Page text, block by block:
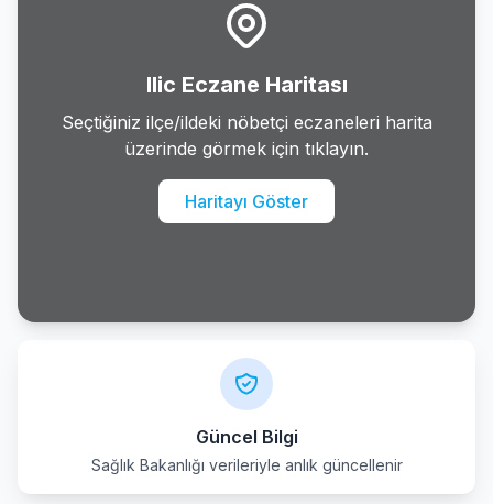
Ilic Eczane Haritası
Seçtiğiniz ilçe/ildeki nöbetçi eczaneleri harita
üzerinde görmek için tıklayın.
Haritayı Göster
Güncel Bilgi
Sağlık Bakanlığı verileriyle anlık güncellenir